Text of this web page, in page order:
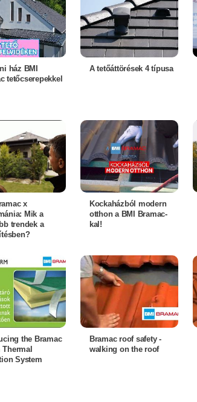
ház BMI
tetőcserepekkel
A tetőáttörések 4 típusa
x
Mik a
trendek a
Kockaházból modern
otthon a BMI Bramac-
kal!
the Bramac
Thermal
System
Bramac roof safety -
walking on the roof